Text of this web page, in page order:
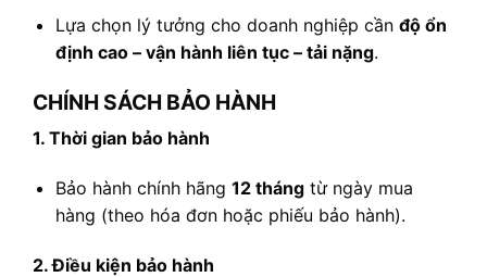
Lựa chọn lý tưởng cho doanh nghiệp cần độ ổn
định cao – vận hành liên tục – tải nặng.
CHÍNH SÁCH BẢO HÀNH
1. Thời gian bảo hành
Bảo hành chính hãng 12 thángtừ ngày mua
hàng (theo hóa đơn hoặc phiếu bảo hành).
2. Điều kiện bảo hành